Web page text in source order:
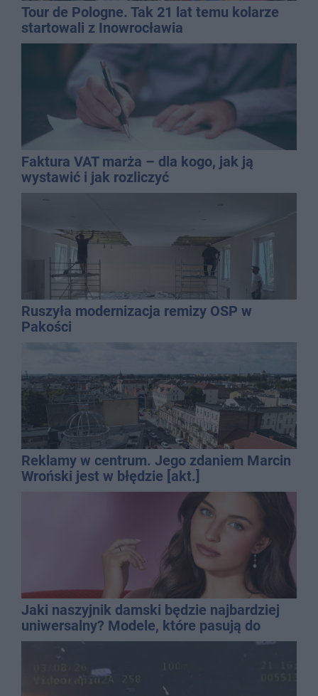
Tour de Pologne. Tak 21 lat temu kolarze
startowali z Inowrocławia
Faktura VAT marża – dla kogo, jak ją
wystawić i jak rozliczyć
Ruszyła modernizacja remizy OSP w
Pakości
Reklamy w centrum. Jego zdaniem Marcin
Wroński jest w błędzie [akt.]
Jaki naszyjnik damski będzie najbardziej
uniwersalny? Modele, które pasują do
wielu stylizacji